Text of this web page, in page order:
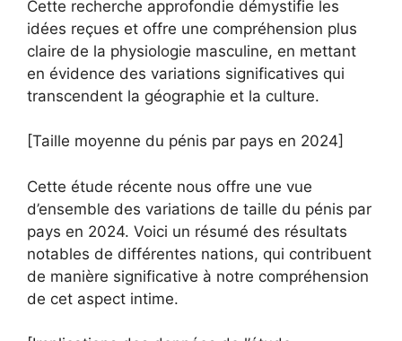
Cette recherche approfondie démystifie les
idées reçues et offre une compréhension plus
claire de la physiologie masculine, en mettant
en évidence des variations significatives qui
transcendent la géographie et la culture.
[Taille moyenne du pénis par pays en 2024]
Cette étude récente nous offre une vue
d’ensemble des variations de taille du pénis par
pays en 2024. Voici un résumé des résultats
notables de différentes nations, qui contribuent
de manière significative à notre compréhension
de cet aspect intime.